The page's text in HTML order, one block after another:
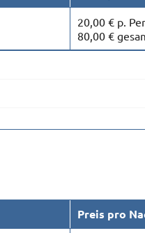
20,00 € p.
80,00 €
Preis pro